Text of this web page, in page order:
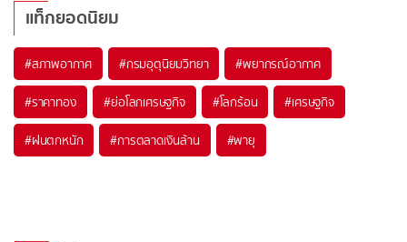
แท็กยอดนิยม
#สภาพอากาศ #กรมอุตุนิยมวิทยา #พยากรณ์อากาศ
#ราคาทอง #ย่อโลกเศรษฐกิจ #โลกร้อน #เศรษฐกิจ
#ฝนตกหนัก #การตลาดเงินล้าน #พายุ